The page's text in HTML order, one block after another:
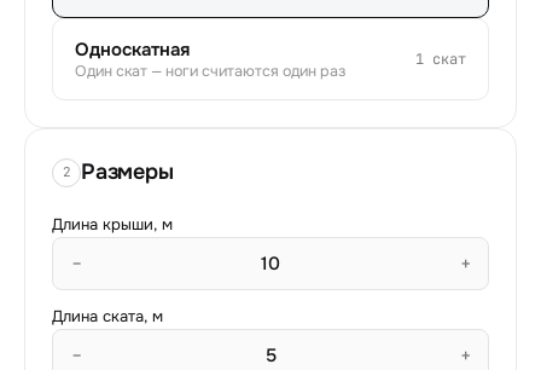
Односкатная
Один скат — ноги считаются один раз
1 скат
2 Размеры
Длина крыши, м
− +
Длина ската, м
− +